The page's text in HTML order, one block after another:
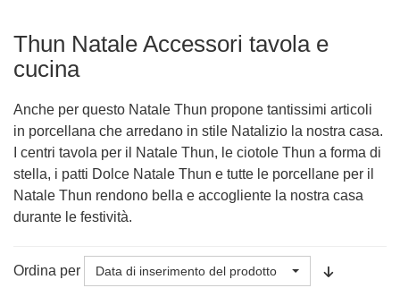
Thun Natale Accessori tavola e
cucina
Anche per questo Natale Thun propone tantissimi articoli
in porcellana che arredano in stile Natalizio la nostra casa.
I centri tavola per il Natale Thun, le ciotole Thun a forma di
stella, i patti Dolce Natale Thun e tutte le porcellane per il
Natale Thun rendono bella e accogliente la nostra casa
durante le festività.
Ordina per Data di inserimento del prodotto